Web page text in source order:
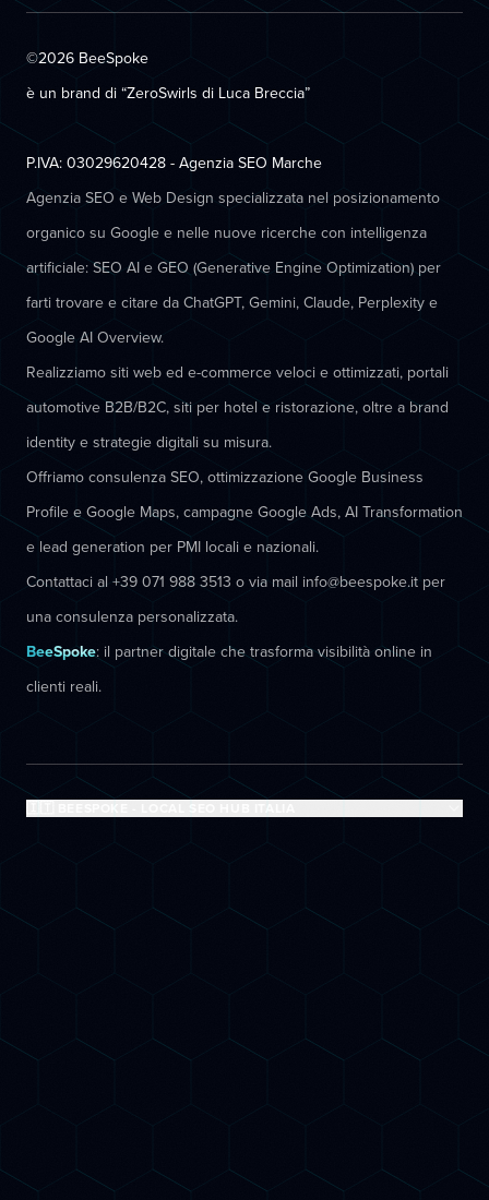
©2026 BeeSpoke
è un brand di “ZeroSwirls di Luca Breccia”
P.IVA: 03029620428 - Agenzia SEO Marche
Agenzia SEO e Web Design specializzata nel posizionamento
organico su Google e nelle nuove ricerche con intelligenza
artificiale: SEO AI e GEO (Generative Engine Optimization) per
farti trovare e citare da ChatGPT, Gemini, Claude, Perplexity e
Google AI Overview.
Realizziamo siti web ed e-commerce veloci e ottimizzati, portali
automotive B2B/B2C, siti per hotel e ristorazione, oltre a brand
identity e strategie digitali su misura.
Offriamo consulenza SEO, ottimizzazione Google Business
Profile e Google Maps, campagne Google Ads, AI Transformation
e lead generation per PMI locali e nazionali.
Contattaci al +39 071 988 3513 o via mail info@beespoke.it per
una consulenza personalizzata.
BeeSpoke: il partner digitale che trasforma visibilità online in
clienti reali.